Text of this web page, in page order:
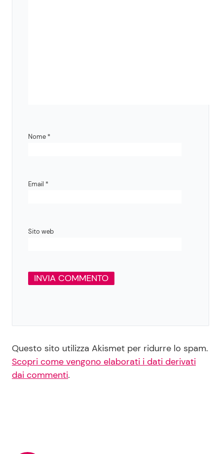
Nome *
Email *
Sito web
Questo sito utilizza Akismet per ridurre lo spam.
Scopri come vengono elaborati i dati derivati
dai commenti.